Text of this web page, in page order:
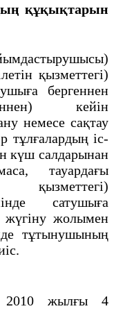
құқықтарын
қызметтегі)
бергеннен
кейін
немесе сақтау
тұлғалардың іс-
күш салдарынан
тауардағы
қызметтегі)
сатушыға
жүгіну жолымен
тұтынушының
2010 жылғы 4